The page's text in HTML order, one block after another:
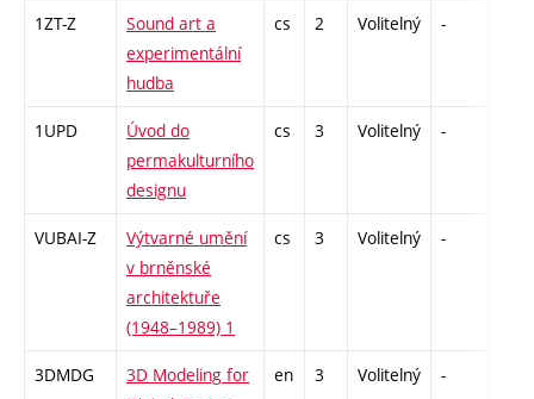
1ZT-Z
Sound art a
experimentální
hudba
cs 2 Volitelný -
1UPD
Úvod do
permakulturního
designu
cs 3 Volitelný -
VUBAI-Z
Výtvarné umění
v brněnské
architektuře
(1948–1989) 1
cs 3 Volitelný -
3DMDG
3D Modeling for
en 3 Volitelný -